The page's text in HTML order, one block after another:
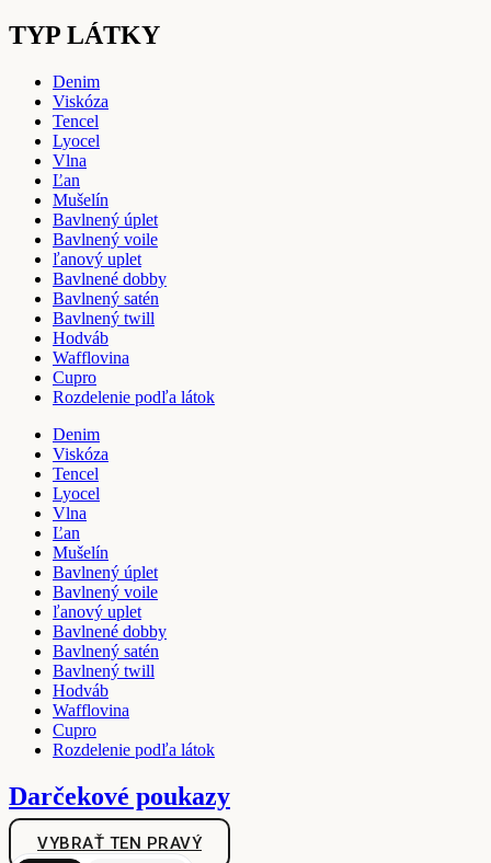
TYP LÁTKY
Denim
Viskóza
Tencel
Lyocel
Vlna
Ľan
Mušelín
Bavlnený úplet
Bavlnený voile
ľanový uplet
Bavlnené dobby
Bavlnený satén
Bavlnený twill
Hodváb
Wafflovina
Cupro
Rozdelenie podľa látok
Denim
Viskóza
Tencel
Lyocel
Vlna
Ľan
Mušelín
Bavlnený úplet
Bavlnený voile
ľanový uplet
Bavlnené dobby
Bavlnený satén
Bavlnený twill
Hodváb
Wafflovina
Cupro
Rozdelenie podľa látok
Darčekové poukazy
VYBRAŤ TEN PRAVÝ